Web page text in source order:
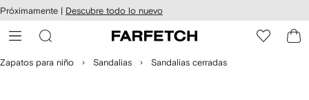
al
Próximamente | Descubre todo lo nuevo
Zapatos para niño Sandalias Sandalias cerradas